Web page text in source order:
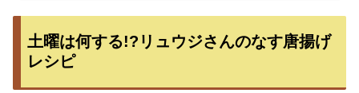
土曜は何する!?リュウジさんのなす唐揚げ
レシピ